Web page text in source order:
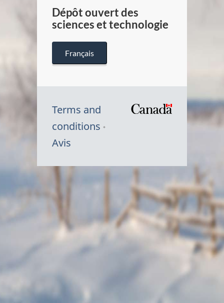
Dépôt ouvert des
sciences et technologie
Français
Terms and
conditions
Avis
Symbole
Canada